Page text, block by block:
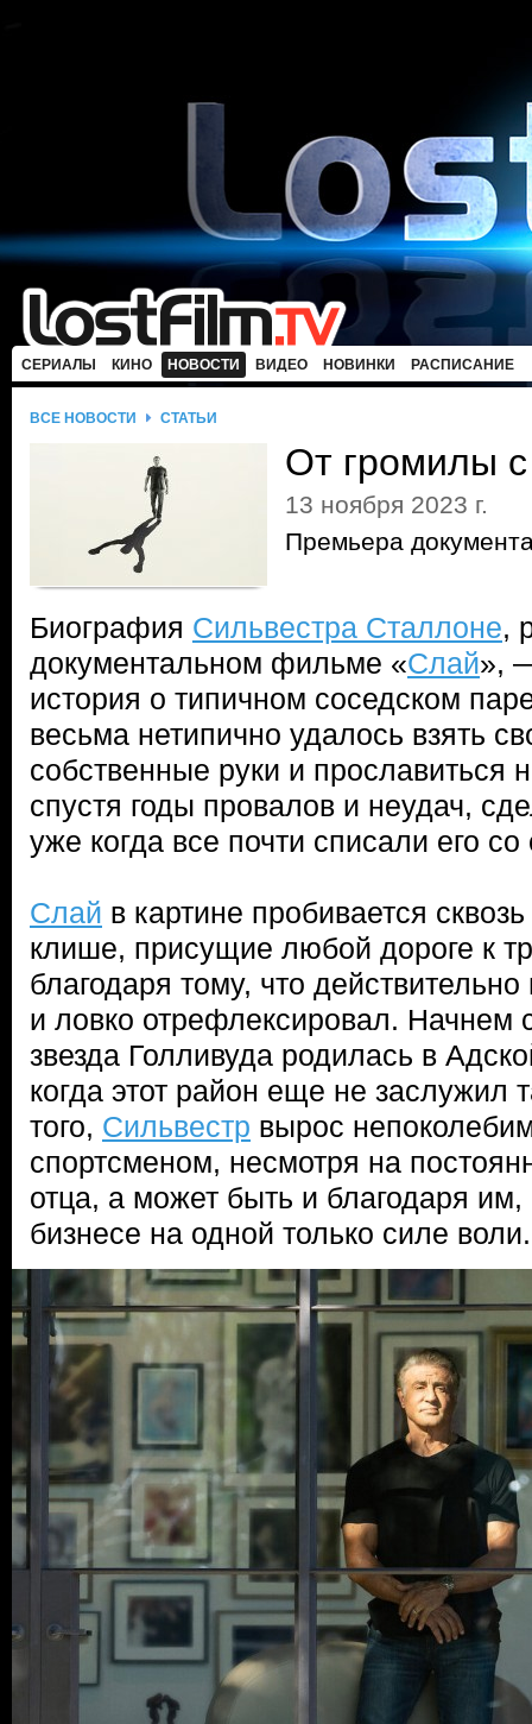
СЕРИАЛЫ КИНО НОВОСТИ ВИДЕО НОВИНКИ РАСПИСАНИЕ
ВСЕ НОВОСТИ СТАТЬИ
От громилы
13 ноября 2023 г.
Премьера
Биография Сильвестра Сталлоне,
документальном фильме «Слай»,
история о типичном соседском
весьма нетипично удалось взять
собственные руки и прославиться
спустя годы провалов и неудач,
уже когда все почти списали его со
Слай в картине пробивается
клише, присущие любой дороге к
благодаря тому, что
и ловко отрефлексировал. Начнем
звезда Голливуда родилась в
когда этот район еще не заслужил
того, Сильвестр вырос
спортсменом, несмотря на
отца, а может быть и благодаря
бизнесе на одной только силе воли.